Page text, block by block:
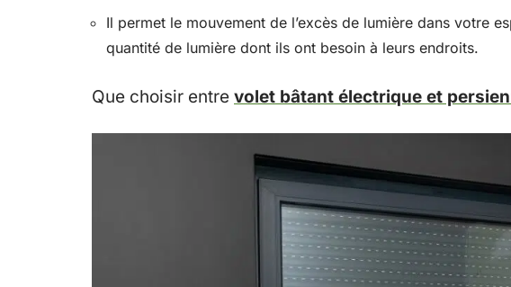
Il permet le mouvement de l’excès de lumière dans votre
quantité de lumière dont ils ont besoin à leurs endroits.
Que choisir entre volet bâtant électrique et